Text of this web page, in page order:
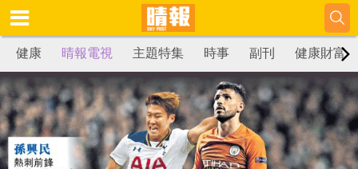
健康 晴報電視 主題特集 時事 副刊 健康財富